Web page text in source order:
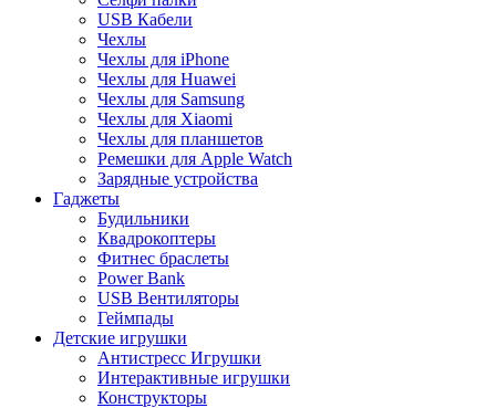
USB Кабели
Чехлы
Чехлы для iPhone
Чехлы для Huawei
Чехлы для Samsung
Чехлы для Xiaomi
Чехлы для планшетов
Ремешки для Apple Watch
Зарядные устройства
Гаджеты
Будильники
Квадрокоптеры
Фитнес браслеты
Power Bank
USB Вентиляторы
Геймпады
Детские игрушки
Антистресс Игрушки
Интерактивные игрушки
Конструкторы